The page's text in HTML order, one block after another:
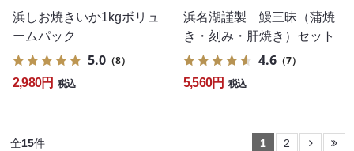
浜しお焼きいか1kgボリュ
ームパック
5.0 （8）
2,980円 税込
浜名湖謹製 鰻三昧（蒲焼
き・刻み・肝焼き）セット
4.6 （7）
5,560円 税込
全15件 1 2